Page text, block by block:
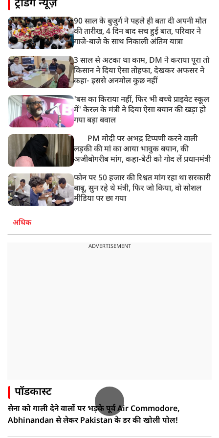
असम बाढ़: 13 जिलों में 15 लाख से ज्यादा लोग प्रभावित, मृतकों
10:21 AM
हिमाचल के चंबा में बड़ा सड़क हादसा, 7 यात्रियों की मौत; 11
घायल
ट्रेंडिंग न्यूज़
90 साल के बुजुर्ग ने पहले ही बता दी अपनी मौत
की तारीख, 4 दिन बाद सच हुई बात, परिवार ने
गाजे-बाजे के साथ निकाली अंतिम यात्रा
3 साल से अटका था काम, DM ने कराया पूरा तो
किसान ने दिया ऐसा तोहफा, देखकर अफसर ने
कहा- इससे अनमोल कुछ नहीं
'बस का किराया नहीं, फिर भी बच्चे प्राइवेट स्कूल
में' केरल के मंत्री ने दिया ऐसा बयान की खड़ा हो
गया बड़ा बवाल
PM मोदी पर अभद्र टिप्पणी करने वाली
लड़की की मां का आया भावुक बयान, की
अजीबोगरीब मांग, कहा-बेटी को गोद लें प्रधानमंत्री
फोन पर 50 हजार की रिश्वत मांग रहा था सरकारी
बाबू, सुन रहे थे मंत्री, फिर जो किया, वो सोशल
मीडिया पर छा गया
अधिक
ADVERTISEMENT
पॉडकास्ट
सेना को गाली देने वालों पर भड़के पूर्व Air Commodore,
Abhinandan से लेकर Pakistan के डर की खोली पोल!